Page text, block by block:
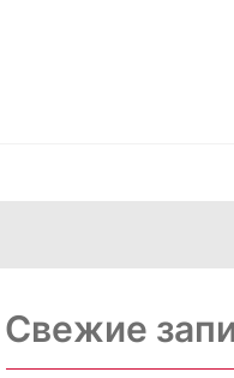
Свежие